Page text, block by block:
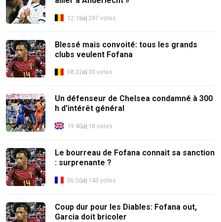
12:18 297 votes
Blessé mais convoité: tous les grands
clubs veulent Fofana
08:22 30 votes
Un défenseur de Chelsea condamné à 300
h d'intérêt général
19:40 18 votes
Le bourreau de Fofana connait sa sanction
: surprenante ?
06:50 143 votes
Coup dur pour les Diables: Fofana out,
Garcia doit bricoler